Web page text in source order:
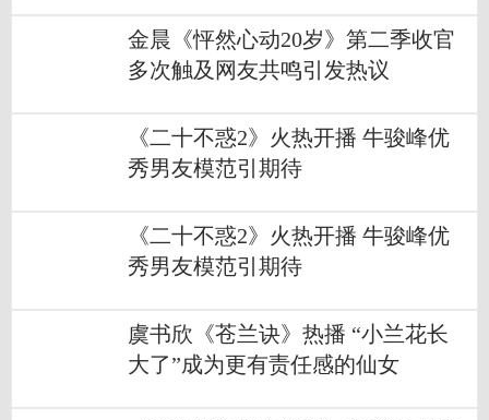
金晨《怦然心动20岁》第二季收官
多次触及网友共鸣引发热议
《二十不惑2》火热开播 牛骏峰优
秀男友模范引期待
《二十不惑2》火热开播 牛骏峰优
秀男友模范引期待
虞书欣《苍兰诀》热播 “小兰花长
大了”成为更有责任感的仙女